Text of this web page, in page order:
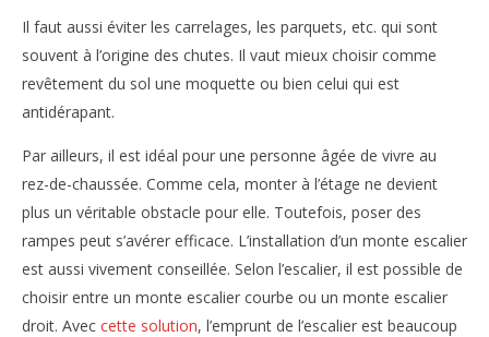
Il faut aussi éviter les carrelages, les parquets, etc. qui sont
souvent à l’origine des chutes. Il vaut mieux choisir comme
revêtement du sol une moquette ou bien celui qui est
antidérapant.
Par ailleurs, il est idéal pour une personne âgée de vivre au
rez-de-chaussée. Comme cela, monter à l’étage ne devient
plus un véritable obstacle pour elle. Toutefois, poser des
rampes peut s’avérer efficace. L’installation d’un monte escalier
est aussi vivement conseillée. Selon l’escalier, il est possible de
choisir entre un monte escalier courbe ou un monte escalier
droit. Avec cette solution, l’emprunt de l’escalier est beaucoup